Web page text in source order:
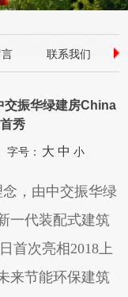
联系我们
交振华绿建房China
秀
字号： 大 中 小
，由中交振华绿
一代装配式建筑
首次亮相2018上
来节能环保建筑